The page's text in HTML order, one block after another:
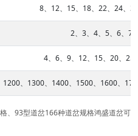
8、12、15、18、22、24、
2、3、4、5、6、7
4、6、9、12、15、20、25
1200、1300、1400、1500、1600、
、93型道岔166种道岔规格鸿盛道岔可